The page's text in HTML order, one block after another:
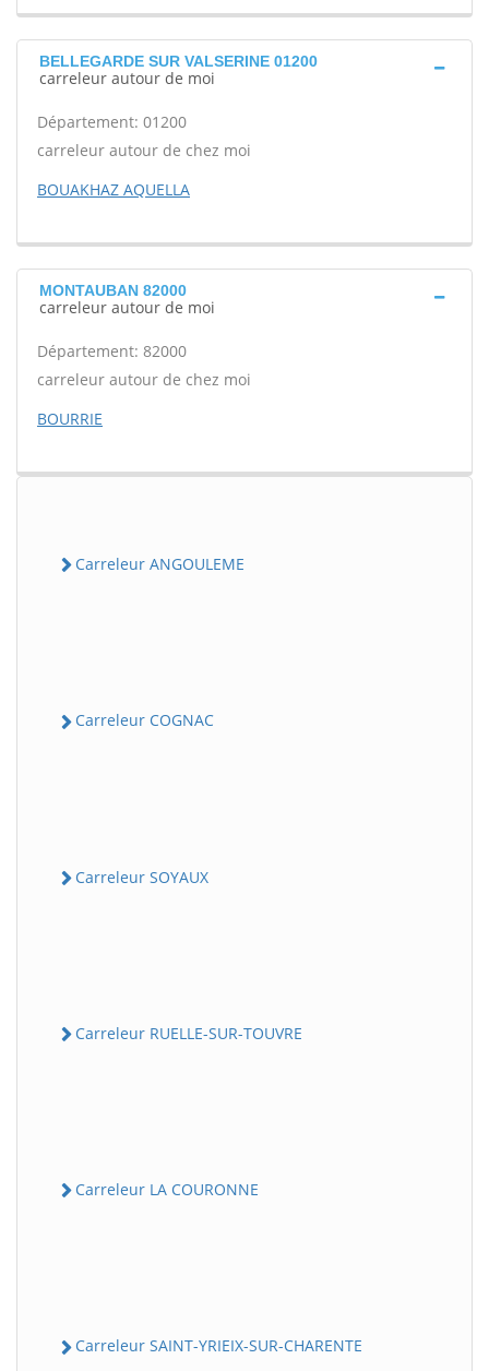
BELLEGARDE SUR VALSERINE 01200
carreleur autour de moi
Département: 01200
carreleur autour de chez moi
BOUAKHAZ AQUELLA
MONTAUBAN 82000
carreleur autour de moi
Département: 82000
carreleur autour de chez moi
BOURRIE
Carreleur ANGOULEME
Carreleur COGNAC
Carreleur SOYAUX
Carreleur RUELLE-SUR-TOUVRE
Carreleur LA COURONNE
Carreleur SAINT-YRIEIX-SUR-CHARENTE